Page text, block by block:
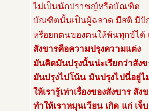
ไม่เป็นนักปราชญ์หรือบัณฑิต
บัณฑิตนั้นเป็นผู้ฉลาด มีสติ มีปั
หรือยกตนของตนให้พ้นทุกข์ได้
สังขารคือความปรุงความแต่ง
มันคิดมันปรุงนั้นน่ะเรียกว่าสังข
มันปรุงไปโน้น มันปรุงไปนี่อยู่ไ
ให้เรารู้เท่าเรื่องของสังขาร สั
ทำให้เราหมุนเวียน เกิด แก่ เจ็